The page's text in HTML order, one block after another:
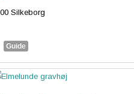
Silkeborg
Guide